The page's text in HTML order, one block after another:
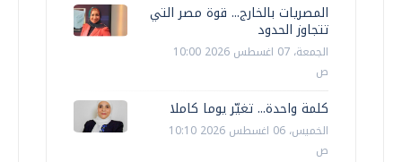
المصريات بالخارج... قوة مصر التي
تتجاوز الحدود
الجمعة، 07 اغسطس 2026 10:00
ص
كلمة واحدة... تغيّر يوما كاملا
الخميس، 06 اغسطس 2026 10:10
ص